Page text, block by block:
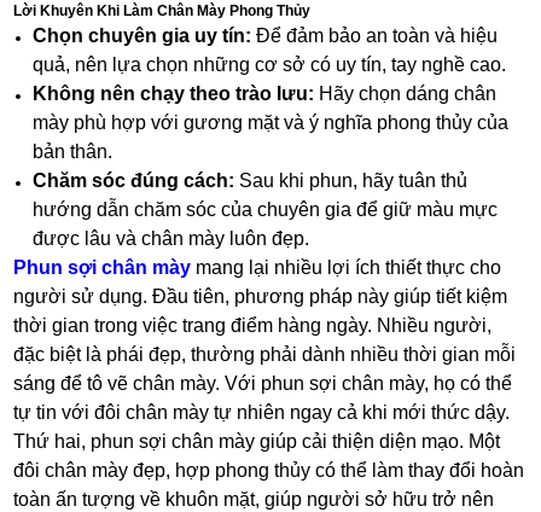
Lời Khuyên Khi Làm Chân Mày Phong Thủy
Chọn chuyên gia uy tín: Để đảm bảo an toàn và hiệu
quả, nên lựa chọn những cơ sở có uy tín, tay nghề cao.
Không nên chạy theo trào lưu: Hãy chọn dáng chân
mày phù hợp với gương mặt và ý nghĩa phong thủy của
bản thân.
Chăm sóc đúng cách: Sau khi phun, hãy tuân thủ
hướng dẫn chăm sóc của chuyên gia để giữ màu mực
được lâu và chân mày luôn đẹp.
Phun sợi chân mày mang lại nhiều lợi ích thiết thực cho
người sử dụng. Đầu tiên, phương pháp này giúp tiết kiệm
thời gian trong việc trang điểm hàng ngày. Nhiều người,
đặc biệt là phái đẹp, thường phải dành nhiều thời gian mỗi
sáng để tô vẽ chân mày. Với phun sợi chân mày, họ có thể
tự tin với đôi chân mày tự nhiên ngay cả khi mới thức dậy.
Thứ hai, phun sợi chân mày giúp cải thiện diện mạo. Một
đôi chân mày đẹp, hợp phong thủy có thể làm thay đổi hoàn
toàn ấn tượng về khuôn mặt, giúp người sở hữu trở nên